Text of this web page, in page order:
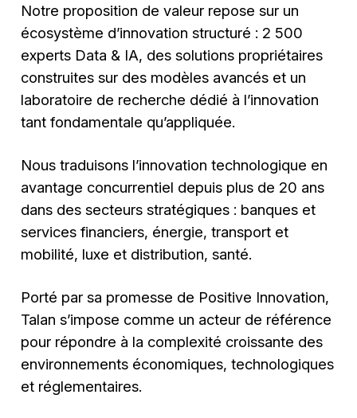
Notre proposition de valeur repose sur un
écosystème d’innovation structuré : 2 500
experts Data & IA, des solutions propriétaires
construites sur des modèles avancés et un
laboratoire de recherche dédié à l’innovation
tant fondamentale qu’appliquée.
Nous traduisons l’innovation technologique en
avantage concurrentiel depuis plus de 20 ans
dans des secteurs stratégiques : banques et
services financiers, énergie, transport et
mobilité, luxe et distribution, santé.
Porté par sa promesse de Positive Innovation,
Talan s’impose comme un acteur de référence
pour répondre à la complexité croissante des
environnements économiques, technologiques
et réglementaires.